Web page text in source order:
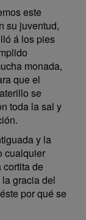
este
su juventud,
á los pies
monada,
que el
se
toda la sal y
y la
cualquier
de
gracia del
por qué se